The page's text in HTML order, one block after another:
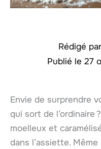
27
Envie de surprendre
qui sort de l’ordinaire
moelleux et
dans l’assiette.